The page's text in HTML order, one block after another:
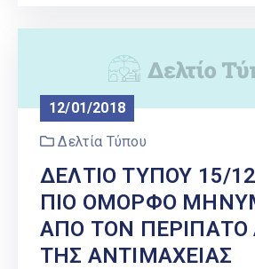
12/01/2018
Δελτία Τύπου
ΔΕΛΤΙΟ ΤΥΠΟΥ 15/
ΠΙΟ ΟΜΟΡΦΟ
ΑΠΟ ΤΟΝ ΠΕΡΙΠΑΤΟ
ΤΗΣ ΑΝΤΙΜΑΧΕΙΑΣ